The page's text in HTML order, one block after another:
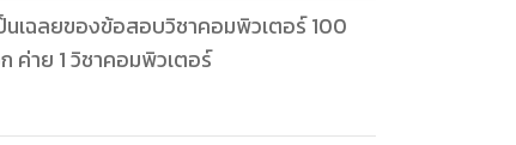
เฉลยของข้อสอบวิชาคอมพิวเตอร์ 100
ค่าย 1 วิชาคอมพิวเตอร์